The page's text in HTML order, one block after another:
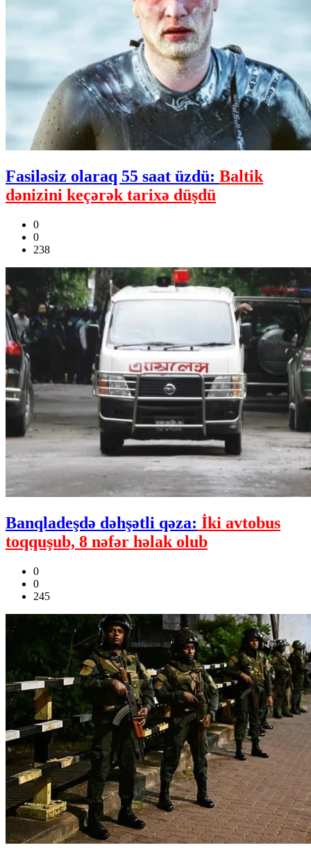
Fasiləsiz olaraq 55 saat üzdü: Baltik
dənizini keçərək tarixə düşdü
0
0
238
Banqladeşdə dəhşətli qəza: İki avtobus
toqquşub, 8 nəfər həlak olub
0
0
245